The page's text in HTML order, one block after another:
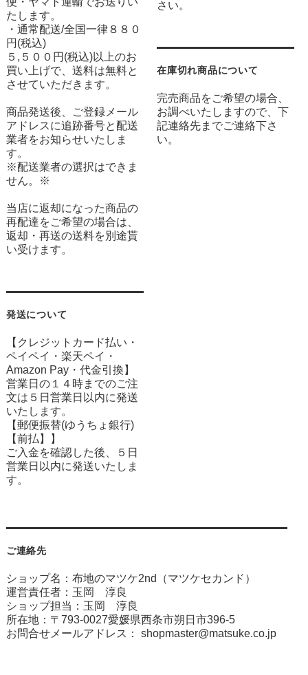
たします。
・通常配送/全国一律８８０
円(税込)
５,５００円(税込)以上のお
買い上げで、送料は無料と
させていただきます。
商品発送後、ご登録メール
アドレスに追跡番号と配送
業者をお知らせいたしま
す。
※配送業者の選択はできま
せん。※
当店に返却になった商品の
再配達をご希望の場合は、
返却・再送の送料を別途貰
い受けます。
発送について
【クレジットカード払い・
ペイペイ・楽天ペイ・
Amazon Pay・ 代金引換】
営業日の１４時までのご注
文は５日営業日以内に発送
いたします。
【郵便振替(ゆうちょ銀行)
【前払】】
ご入金を確認した後、５日
営業日以内に発送いたしま
す。
さい。
在庫切れ商品について
完売商品をご希望の場合、
お調べいたしますので、下
記連絡先までご連絡下さ
い。
ご連絡先
ショップ名：布地のマツケ2nd（マツケセカンド）
運営責任者：玉岡 淳良
ショップ担当：玉岡 淳良
所在地：〒793-0027愛媛県西条市朔日市396-5
お問合せメールアドレス： shopmaster@matsuke.co.jp